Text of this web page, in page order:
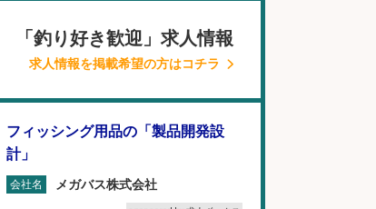
「釣り好き歓迎」求人情報
求人情報を掲載希望の方はコチラ
フィッシング用品の「製品開発設
計」
会社名 メガバス株式会社